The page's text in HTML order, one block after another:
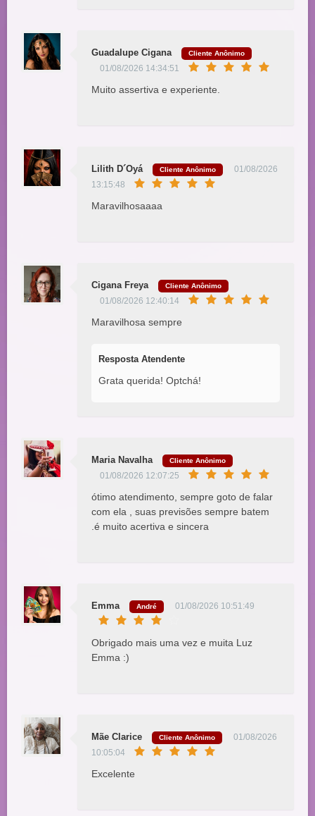
Guadalupe Cigana Cliente Anônimo
01/08/2026 14:34:51
Muito assertiva e experiente.
Lilith D´Oyá Cliente Anônimo
01/08/2026
13:15:48
Maravilhosaaaa
Cigana Freya Cliente Anônimo
01/08/2026 12:40:14
Maravilhosa sempre
Resposta Atendente
Grata querida! Optchá!
Maria Navalha Cliente Anônimo
01/08/2026 12:07:25
ótimo atendimento, sempre goto de falar
com ela , suas previsões sempre batem
.é muito acertiva e sincera
Emma André 01/08/2026 10:51:49
Obrigado mais uma vez e muita Luz
Emma :)
Mãe Clarice Cliente Anônimo
01/08/2026
10:05:04
Excelente